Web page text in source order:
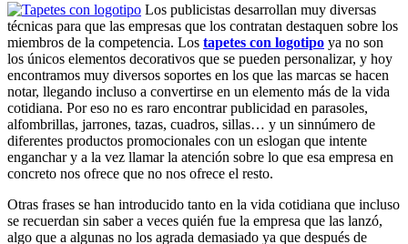
Los publicistas desarrollan muy diversas
técnicas para que las empresas que los contratan destaquen sobre los
miembros de la competencia. Los tapetes con logotipo ya no son
los únicos elementos decorativos que se pueden personalizar, y hoy
encontramos muy diversos soportes en los que las marcas se hacen
notar, llegando incluso a convertirse en un elemento más de la vida
cotidiana. Por eso no es raro encontrar publicidad en parasoles,
alfombrillas, jarrones, tazas, cuadros, sillas… y un sinnúmero de
diferentes productos promocionales con un eslogan que intente
enganchar y a la vez llamar la atención sobre lo que esa empresa en
concreto nos ofrece que no nos ofrece el resto.
Otras frases se han introducido tanto en la vida cotidiana que incluso
se recuerdan sin saber a veces quién fue la empresa que las lanzó,
algo que a algunas no los agrada demasiado ya que después de